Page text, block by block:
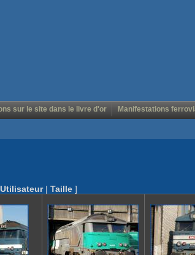
sur le site dans le livre d'or Manifestations
Utilisateur| Taille ]